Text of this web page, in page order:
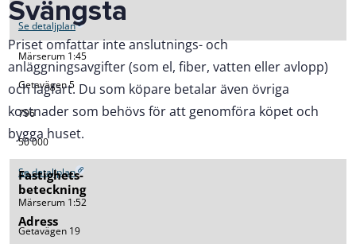
Se detaljplan
Märserum 1:45
Getavägen 5
796
50 000
Se detaljplan
Märserum 1:52
Getavägen 19
Svängsta
Priset omfattar inte anslutnings- och
anläggningsavgifter (som el, fiber, vatten eller avlopp)
och lagfart. Du som köpare betalar även övriga
kostnader som behövs för att genomföra köpet och
bygga huset.
Fastighets­
beteckning
Adress